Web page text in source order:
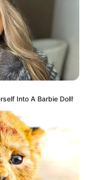
Into A Barbie Doll!